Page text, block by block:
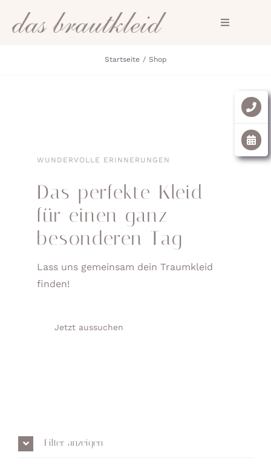
Inhalt
Toggle
Startseite Shop
WUNDERVOLLE ERINNERUNGEN
Das perfekte Kleid
für einen ganz
besonderen Tag
Lass uns gemeinsam dein Traumkleid
finden!
Jetzt aussuchen
Filter anzeigen